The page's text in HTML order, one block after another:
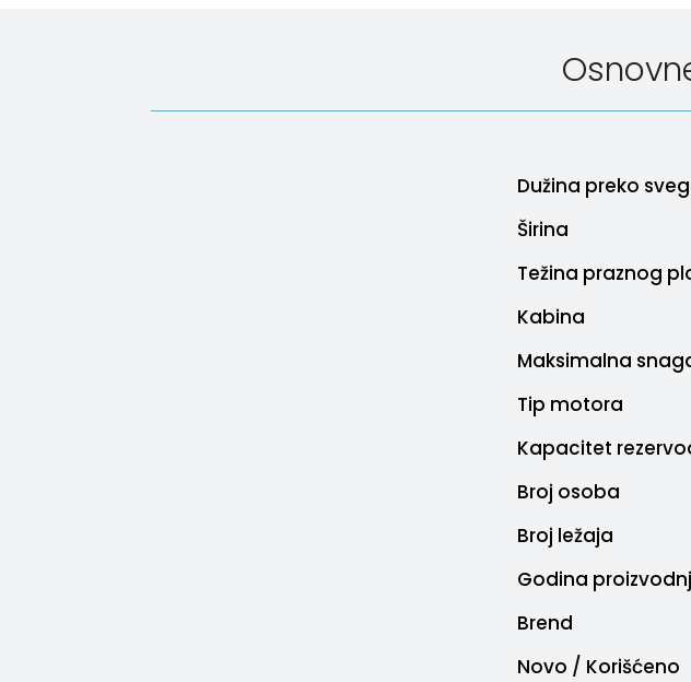
Dužina preko
Širina
Težina praznog
Kabina
Maksimalna
Tip motora
Kapacitet
Broj osoba
Broj ležaja
Godina
Brend
Novo / Korišćeno